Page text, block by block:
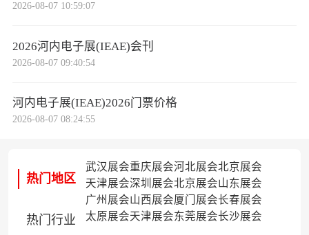
2026-08-07 10:59:07
2026河内电子展(IEAE)会刊
2026-08-07 09:40:54
河内电子展(IEAE)2026门票价格
2026-08-07 08:24:55
热门地区
热门行业
武汉展会重庆展会河北展会北京展会
天津展会深圳展会北京展会山东展会
广州展会山西展会厦门展会长春展会
太原展会天津展会东莞展会长沙展会